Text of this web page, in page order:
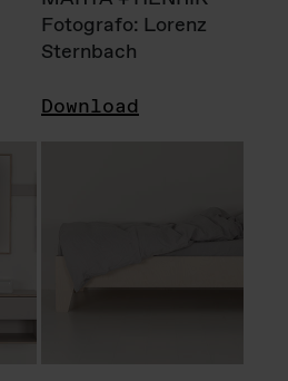
Fotografo: Lorenz
Sternbach
Download